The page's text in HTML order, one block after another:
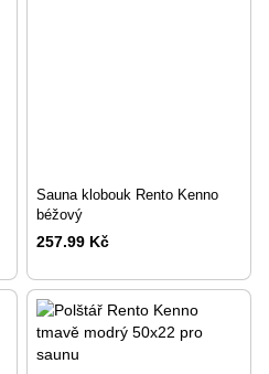
Sauna klobouk Rento Kenno
béžový
257.99 Kč